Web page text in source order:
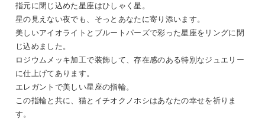
指元に閉じ込めた星座はひしゃく星。
星の見えない夜でも、そっとあなたに寄り添います。
美しいアイオライトとブルートパーズで彩った星座をリングに閉
じ込めました。
ロジウムメッキ加工で装飾して、存在感のある特別なジュエリー
に仕上げてあります。
エレガントで美しい星座の指輪。
この指輪と共に、猫とイチオクノホシはあなたの幸せを祈りま
す。